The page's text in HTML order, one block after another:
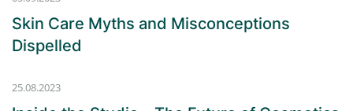
Skin Care Myths and Misconcep­tions
Dispelled
25.08.2023